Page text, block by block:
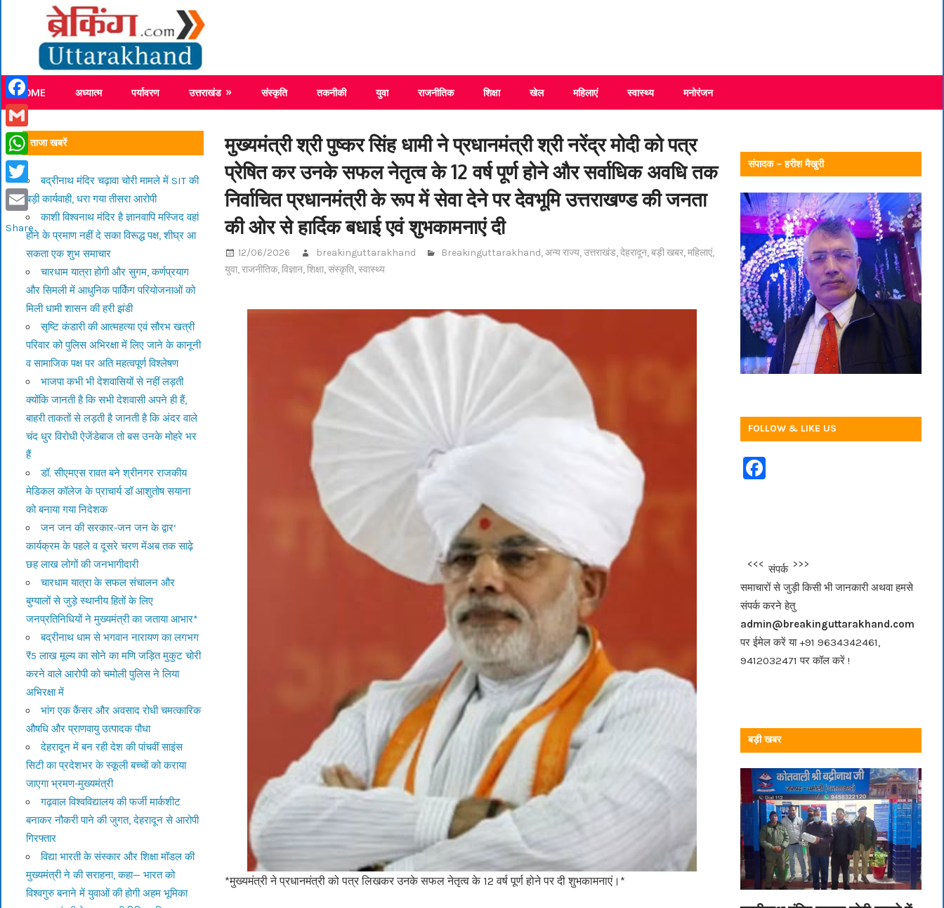
content
Breaking News Uttarakhand
HOME अध्यात्म पर्यावरण उत्तराखंड संस्कृति तकनीकी युवा राजनीतिक शिक्षा खेल महिलाएं स्वास्थ्य मनोरंजन
मुख्यमंत्री श्री पुष्कर सिंह धामी ने प्रधानमंत्री श्री नरेंद्र मोदी को पत्र
प्रेषित कर उनके सफल नेतृत्व के 12 वर्ष पूर्ण होने और सर्वाधिक अवधि तक
निर्वाचित प्रधानमंत्री के रूप में सेवा देने पर देवभूमि उत्तराखण्ड की जनता
की ओर से हार्दिक बधाई एवं शुभकामनाएं दी
12/06/2026 breakinguttarakhand Breakinguttarakhand,अन्य राज्य,उत्तराखंड,देहरादून,बड़ी खबर,महिलाएं,
युवा,राजनीतिक,विज्ञान,शिक्षा,संस्कृति,स्वास्थ्य
*मुख्यमंत्री ने प्रधानमंत्री को पत्र लिखकर उनके सफल नेतृत्व के 12 वर्ष पूर्ण होने पर दी शुभकामनाएं।*
ताजा खबरें
बद्रीनाथ मंदिर चढ़ावा चोरी मामले में SIT की
बड़ी कार्यवाही, धरा गया तीसरा आरोपी
काशी विश्वनाथ मंदिर है ज्ञानवापि मस्जिद वहां
होने के प्रमाण नहीं दे सका विरूद्ध पक्ष, शीघ्र आ
सकता एक शुभ समाचार
चारधाम यात्रा होगी और सुगम, कर्णप्रयाग
और सिमली में आधुनिक पार्किंग परियोजनाओं को
मिली धामी शासन की हरी झंडी
सृष्टि कंडारी की आत्महत्या एवं सौरभ खत्री
परिवार को पुलिस अभिरक्षा में लिए जाने के कानूनी
व सामाजिक पक्ष पर अति महत्वपूर्ण विश्लेषण
भाजपा कभी भी देशवासियों से नहीं लड़ती
क्योंकि जानती है कि सभी देशवासी अपने ही हैं,
बाहरी ताकतों से लड़ती है जानती है कि अंदर वाले
चंद धुर विरोधी ऐजेंडेबाज तो बस उनके मोहरे भर
हैं
डॉ. सीएमएस रावत बने श्रीनगर राजकीय
मेडिकल कॉलेज के प्राचार्य डॉ आशुतोष सयाना
को बनाया गया निदेशक
जन जन की सरकार-जन जन के द्वार’
कार्यक्रम के पहले व दूसरे चरण मेंअब तक साढ़े
छह लाख लोगों की जनभागीदारी
चारधाम यात्रा के सफल संचालन और
बुग्यालों से जुड़े स्थानीय हितों के लिए
जनप्रतिनिधियों ने मुख्यमंत्री का जताया आभार*
बद्रीनाथ धाम से भगवान नारायण का लगभग
₹5 लाख मूल्य का सोने का मणि जड़ित मुकुट चोरी
करने वाले आरोपी को चमोली पुलिस ने लिया
अभिरक्षा में
भांग एक कैंसर और अवसाद रोधी चमत्कारिक
औषधि और प्राणवायु उत्पादक पौधा
देहरादून में बन रही देश की पांचवीं साइंस
सिटी का प्रदेशभर के स्कूली बच्चों को कराया
जाएगा भ्रमण-मुख्यमंत्री
गढ़वाल विश्वविद्यालय की फर्जी मार्कशीट
बनाकर नौकरी पाने की जुगत, देहरादून से आरोपी
गिरफ्तार
विद्या भारती के संस्कार और शिक्षा मॉडल की
मुख्यमंत्री ने की सराहना, कहा— भारत को
विश्वगुरु बनाने में युवाओं की होगी अहम भूमिका
संपादक – हरीश मैखुरी
FOLLOW & LIKE US
F
b
o
o
k
<<<संपर्क>>>
समाचारों से जुड़ी किसी भी जानकारी अथवा हमसे
संपर्क करने हेतु
admin@breakinguttarakhand.com
पर ईमेल करें या +91 9634342461,
9412032471 पर कॉल करें !
बड़ी खबर
Facebook
Gmail
WhatsApp
Twitter
Email
Share